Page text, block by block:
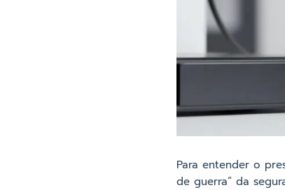
Para entender o
de guerra” da